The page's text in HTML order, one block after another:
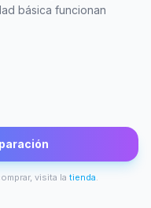
básica funcionan
visita la tienda.